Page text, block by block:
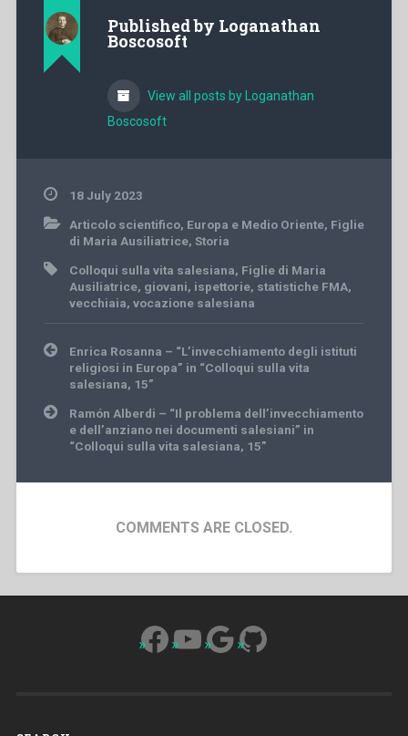
Published by Loganathan
Boscosoft
View all posts by Loganathan
Boscosoft
18 July 2023
Articolo scientifico, Europa e Medio Oriente, Figlie
di Maria Ausiliatrice, Storia
Colloqui sulla vita salesiana, Figlie di Maria
Ausiliatrice, giovani, ispettorie, statistiche FMA,
vecchiaia, vocazione salesiana
Post
navigation
Enrica Rosanna – “L’invecchiamento degli istituti
religiosi in Europa” in “Colloqui sulla vita
salesiana, 15”
Ramón Alberdi – “Il problema dell’invecchiamento
e dell’anziano nei documenti salesiani” in
“Colloqui sulla vita salesiana, 15”
COMMENTS ARE CLOSED.
Facebook
YouTube
Google
GitHub